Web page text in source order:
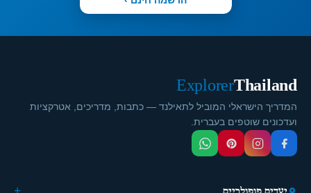
Thailand
Explorer
המדריך הישראלי המוביל לתאילנד — כתבות, מדריכים, אטרקציות
ועדכונים שוטפים בעברית.